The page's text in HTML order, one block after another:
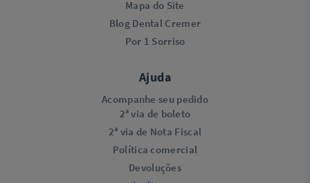
Mapa do Site
Blog Dental Cremer
Por 1 Sorriso
Ajuda
Acompanhe seu pedido
2ª via de boleto
2ª via de Nota Fiscal
Política comercial
Devoluções